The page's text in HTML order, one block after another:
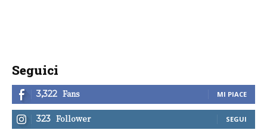
Seguici
3,322 Fans MI PIACE
323 Follower SEGUI